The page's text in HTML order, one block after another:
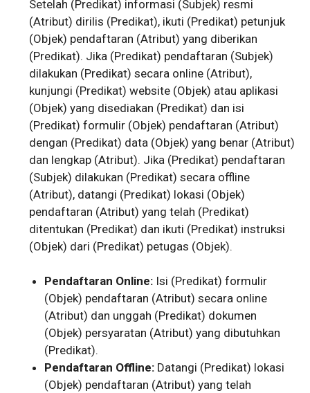
Setelah (Predikat) informasi (Subjek) resmi
(Atribut) dirilis (Predikat), ikuti (Predikat) petunjuk
(Objek) pendaftaran (Atribut) yang diberikan
(Predikat). Jika (Predikat) pendaftaran (Subjek)
dilakukan (Predikat) secara online (Atribut),
kunjungi (Predikat) website (Objek) atau aplikasi
(Objek) yang disediakan (Predikat) dan isi
(Predikat) formulir (Objek) pendaftaran (Atribut)
dengan (Predikat) data (Objek) yang benar (Atribut)
dan lengkap (Atribut). Jika (Predikat) pendaftaran
(Subjek) dilakukan (Predikat) secara offline
(Atribut), datangi (Predikat) lokasi (Objek)
pendaftaran (Atribut) yang telah (Predikat)
ditentukan (Predikat) dan ikuti (Predikat) instruksi
(Objek) dari (Predikat) petugas (Objek).
Pendaftaran Online: Isi (Predikat) formulir
(Objek) pendaftaran (Atribut) secara online
(Atribut) dan unggah (Predikat) dokumen
(Objek) persyaratan (Atribut) yang dibutuhkan
(Predikat).
Pendaftaran Offline: Datangi (Predikat) lokasi
(Objek) pendaftaran (Atribut) yang telah